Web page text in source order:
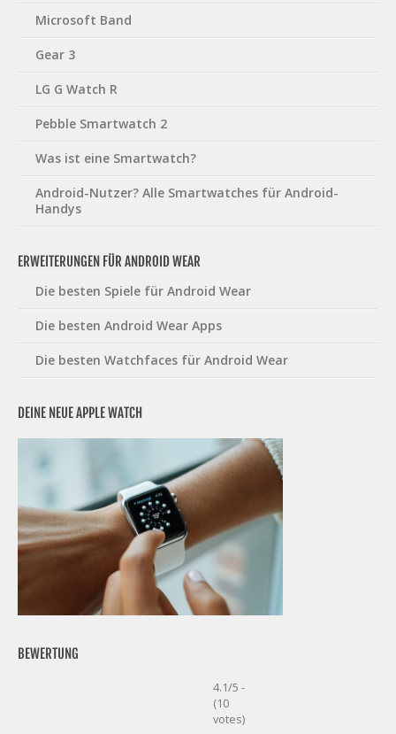
Microsoft Band
Gear 3
LG G Watch R
Pebble Smartwatch 2
Was ist eine Smartwatch?
Android-Nutzer? Alle Smartwatches für Android-
Handys
ERWEITERUNGEN FÜR ANDROID WEAR
Die besten Spiele für Android Wear
Die besten Android Wear Apps
Die besten Watchfaces für Android Wear
DEINE NEUE APPLE WATCH
BEWERTUNG
4.1/5 -
(10
votes)